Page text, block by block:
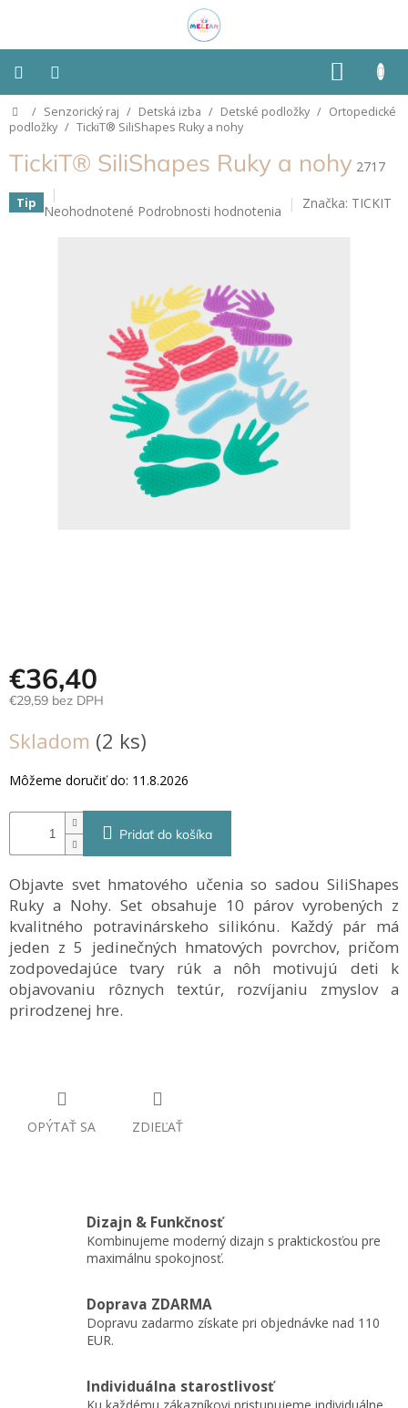
KOŠÍK
Montessori
Detská
izba
Prihlásenie
Domov
/ Senzorický raj / Detská izba / Detské podložky / Ortopedické
podložky / TickiT® SiliShapes Ruky a nohy
TickiT® SiliShapes Ruky a nohy 2717
Tip Priemerné
hviezdičiek.
Neohodnotené Podrobnosti hodnotenia Značka: TICKIT
€36,40
€29,59 bez DPH
cena:
Skladom (2 ks)
Môžeme doručiť do: 11.8.2026
Pridať do košíka
Objavte svet hmatového učenia so sadou SiliShapes
Ruky a Nohy. Set obsahuje 10 párov vyrobených z
kvalitného potravinárskeho silikónu. Každý pár má
jeden z 5 jedinečných hmatových povrchov, pričom
zodpovedajúce tvary rúk a nôh motivujú deti k
objavovaniu rôznych textúr, rozvíjaniu zmyslov a
prirodzenej hre.
OPÝTAŤ SA ZDIEĽAŤ
Dizajn & Funkčnosť
Kombinujeme moderný dizajn s praktickosťou pre
maximálnu spokojnosť.
Doprava ZDARMA
Dopravu zadarmo získate pri objednávke nad 110
EUR.
Individuálna starostlivosť